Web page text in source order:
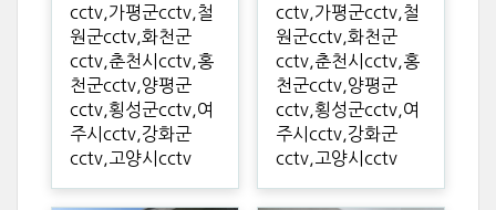
cctv,가평군cctv,철
원군cctv,화천군
cctv,춘천시cctv,홍
천군cctv,양평군
cctv,횡성군cctv,여
주시cctv,강화군
cctv,고양시cctv
cctv,가평군cctv,철
원군cctv,화천군
cctv,춘천시cctv,홍
천군cctv,양평군
cctv,횡성군cctv,여
주시cctv,강화군
cctv,고양시cctv